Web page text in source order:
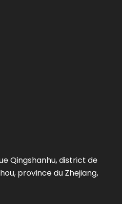
Qingshanhu, district de
province du Zhejiang,